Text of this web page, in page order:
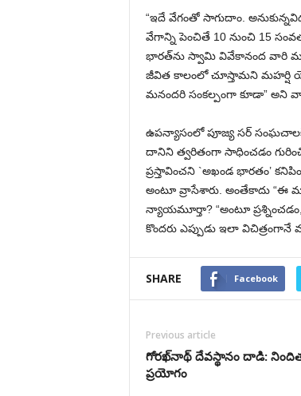
“ఇదే వేగంతో సాగుదాం.
వేగాన్ని పెంచితే 10 నుంచి 15
భారత్‌ను స్వామి వివేకానంద వారి
జీవిత కాలంలో చూస్తామని మహర్షి
మనందరి సంకల్పంగా కూడా” అని
ఉపన్యాసంలో పూజ్య సర్
దానిని త్వరితంగా సాధించడం
ప్రస్తావించని `అఖండ భారతం’
అంటూ వ్రాసేశారు. అంతేకాదు
న్యాయమూర్తా? “అంటూ
కొందరు ఎప్పుడు ఇలా విచిత్రంగానే
SHARE Facebook
Previous article
గోరఖ్‌నాథ్ దేవస్థానం దాడి:
ప్రయోగం